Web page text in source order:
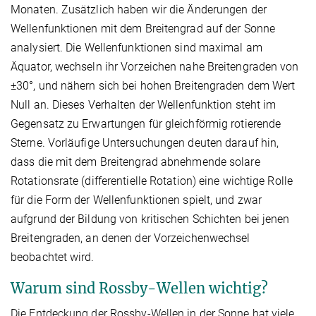
Monaten. Zusätzlich haben wir die Änderungen der
Wellenfunktionen mit dem Breitengrad auf der Sonne
analysiert. Die Wellenfunktionen sind maximal am
Äquator, wechseln ihr Vorzeichen nahe Breitengraden von
±30°, und nähern sich bei hohen Breitengraden dem Wert
Null an. Dieses Verhalten der Wellenfunktion steht im
Gegensatz zu Erwartungen für gleichförmig rotierende
Sterne. Vorläufige Untersuchungen deuten darauf hin,
dass die mit dem Breitengrad abnehmende solare
Rotationsrate (differentielle Rotation) eine wichtige Rolle
für die Form der Wellenfunktionen spielt, und zwar
aufgrund der Bildung von kritischen Schichten bei jenen
Breitengraden, an denen der Vorzeichenwechsel
beobachtet wird.
Warum sind Rossby-Wellen wichtig?